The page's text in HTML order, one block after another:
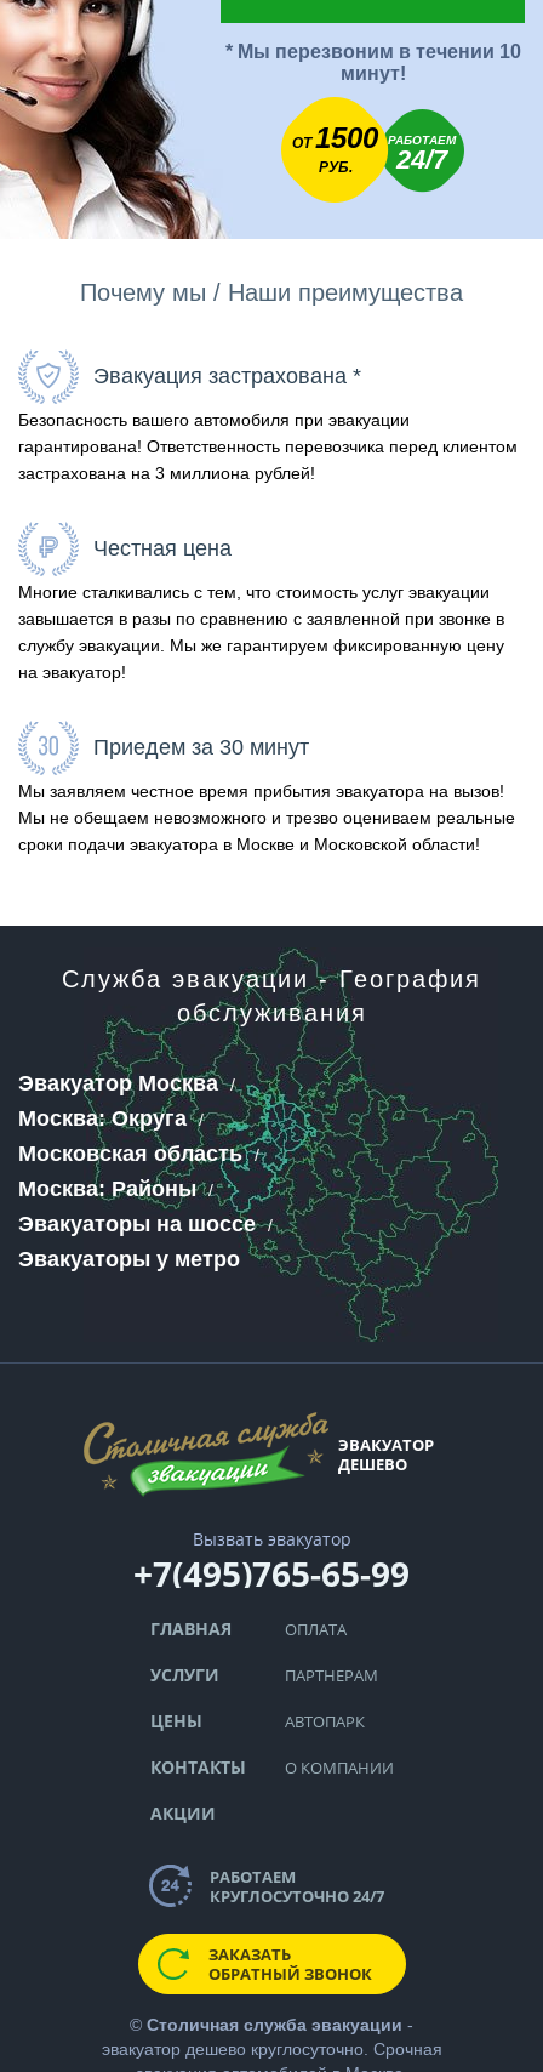
* Мы перезвоним в течении 10
минут!
ОТ1500
РУБ.
РАБОТАЕМ
24/7
Почему мы / Наши преимущества
Эвакуация застрахована *
Безопасность вашего автомобиля при эвакуации
гарантирована! Ответственность перевозчика перед клиентом
застрахована на 3 миллиона рублей!
Честная цена
Многие сталкивались с тем, что стоимость услуг эвакуации
завышается в разы по сравнению с заявленной при звонке в
службу эвакуации. Мы же гарантируем фиксированную цену
на эвакуатор!
Приедем за 30 минут
Мы заявляем честное время прибытия эвакуатора на вызов!
Мы не обещаем невозможного и трезво оцениваем реальные
сроки подачи эвакуатора в Москве и Московской области!
Служба эвакуации - География
обслуживания
Эвакуатор Москва
Москва: Округа
Московская область
Москва: Районы
Эвакуаторы на шоссе
Эвакуаторы у метро
ЭВАКУАТОР
ДЕШЕВО
Вызвать эвакуатор
+7(495)765-65-99
ГЛАВНАЯ
УСЛУГИ
ЦЕНЫ
КОНТАКТЫ
АКЦИИ
ОПЛАТА
ПАРТНЕРАМ
АВТОПАРК
О КОМПАНИИ
РАБОТАЕМ
КРУГЛОСУТОЧНО 24/7
ЗАКАЗАТЬ
ОБРАТНЫЙ ЗВОНОК
© Столичная служба эвакуации -
эвакуатор дешевокруглосуточно. Срочная